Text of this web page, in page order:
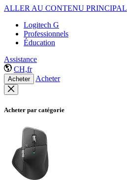
ALLER AU CONTENU PRINCIPAL
Logitech G
Professionnels
Éducation
Assistance
CH,fr
Acheter Acheter
Acheter par catégorie